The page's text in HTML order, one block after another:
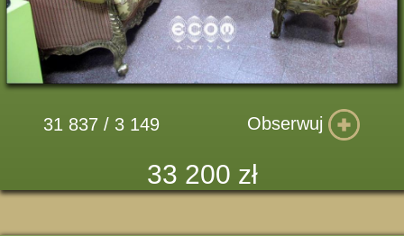
31 837 / 3 149 Obserwuj
33 200 zł